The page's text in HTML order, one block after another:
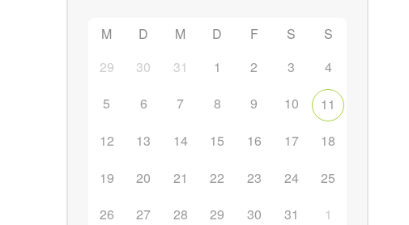
Office 365 Outlook Live
M D M D F S
S
29
30 31 1 2 3
4
5
6 7 8 9 10
11
12
13 14 15 16 17
18
19
20 21 22 23 24
25
26
27 28 29 30 31 1